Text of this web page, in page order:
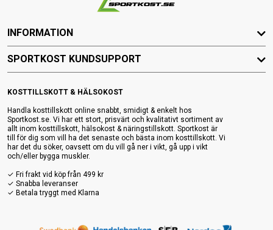
KOSTTILLSKOTT & HÄLSOKOST
Handla kosttillskott online snabbt, smidigt & enkelt hos
Sportkost.se. Vi har ett stort, prisvärt och kvalitativt sortiment av
allt inom kosttillskott, hälsokost & näringstillskott. Sportkost är
till för dig som vill ha det senaste och bästa inom kosttillskott. Vi
har det du söker, oavsett om du vill gå ner i vikt, gå upp i vikt
och/eller bygga muskler.
✓ Fri frakt vid köp från 499 kr
✓ Snabba leveranser
✓ Betala tryggt med Klarna
INFORMATION
SPORTKOST KUNDSUPPORT